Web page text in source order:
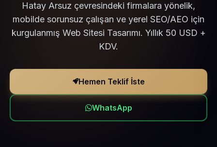
Hatay Arsuz çevresindeki firmalara yönelik,
mobilde sorunsuz çalışan ve yerel SEO/AEO için
kurgulanmış Web Sitesi Tasarımı. Yıllık 50 USD +
KDV.
Hemen Teklif İste
WhatsApp